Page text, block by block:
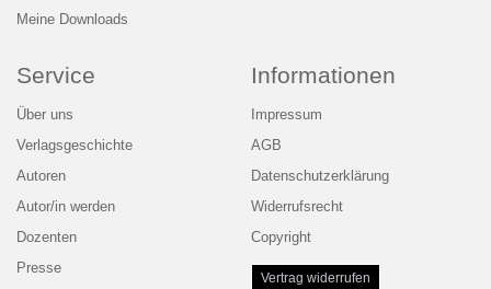
Meine Downloads
Service
Über uns
Verlagsgeschichte
Autoren
Autor/in werden
Dozenten
Presse
Informationen
Impressum
AGB
Datenschutzerklärung
Widerrufsrecht
Copyright
Vertrag widerrufen